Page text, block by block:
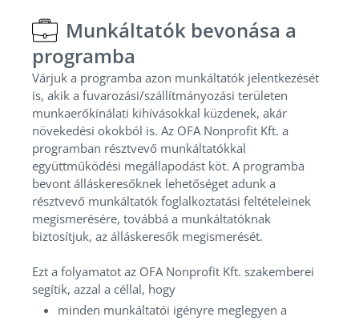
Munkáltatók bevonása a
programba
Várjuk a programba azon munkáltatók jelentkezését
is, akik a fuvarozási/szállítmányozási területen
munkaerőkínálati kihívásokkal küzdenek, akár
növekedési okokból is. Az OFA Nonprofit Kft. a
programban résztvevő munkáltatókkal
együttműködési megállapodást köt. A programba
bevont álláskeresőknek lehetőséget adunk a
résztvevő munkáltatók foglalkoztatási feltételeinek
megismerésére, továbbá a munkáltatóknak
biztosítjuk, az álláskeresők megismerését.
Ezt a folyamatot az OFA Nonprofit Kft. szakemberei
segítik, azzal a céllal, hogy
minden munkáltatói igényre meglegyen a